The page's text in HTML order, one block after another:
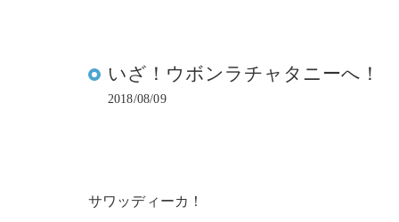
いざ！ウボンラチャタニーへ！
2018/08/09
サワッディーカ！